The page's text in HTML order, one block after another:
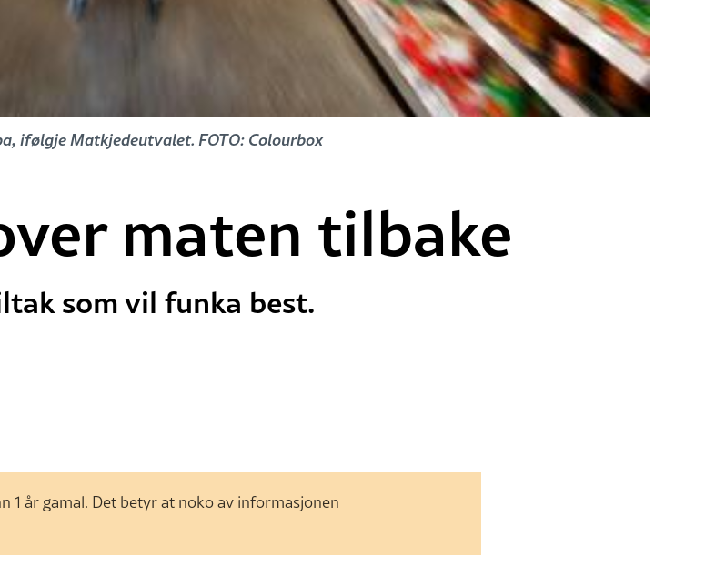
ifølgje Matkjedeutvalet. FOTO: Colourbox
maten tilbake
som vil funka best.
1 år gamal. Det betyr at noko av informasjonen